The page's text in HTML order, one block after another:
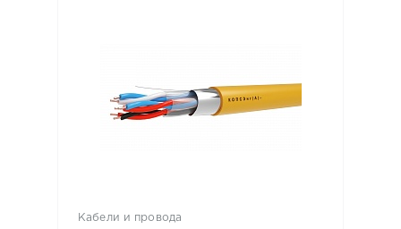
Кабели и провода